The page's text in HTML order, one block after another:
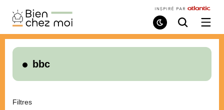
Bien
Chez
Moi
Mode
de
Recherche
/
le
bbc
Filtres